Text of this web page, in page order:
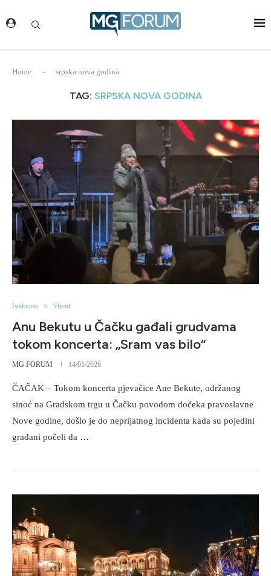
Home - srpska nova godina
TAG: SRPSKA NOVA GODINA
Istaknuto Vijesti
Anu Bekutu u Čačku gađali grudvama
tokom koncerta: „Sram vas bilo“
MG FORUM 14/01/2026
ČAČAK – Tokom koncerta pjevačice Ane Bekute, održanog
sinoć na Gradskom trgu u Čačku povodom dočeka pravoslavne
Nove godine, došlo je do neprijatnog incidenta kada su pojedini
građani počeli da …